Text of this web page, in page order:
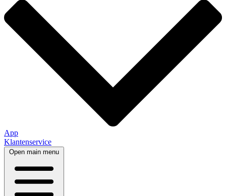
App
Klantenservice
Open main menu